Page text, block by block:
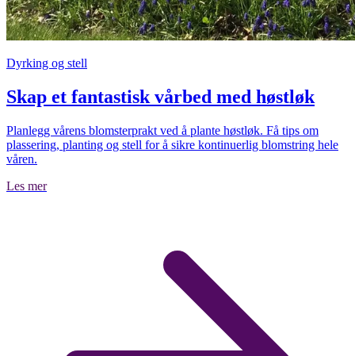
Dyrking og stell
Skap et fantastisk vårbed med høstløk
Planlegg vårens blomsterprakt ved å plante høstløk. Få tips om
plassering, planting og stell for å sikre kontinuerlig blomstring hele
våren.
Les mer